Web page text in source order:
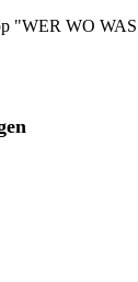
"WER WO